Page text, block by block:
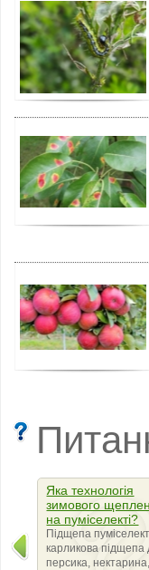
Яка технологія
зимового
на пуміселекті?
Підщепа
карликова підщепа
персика, нектарина,